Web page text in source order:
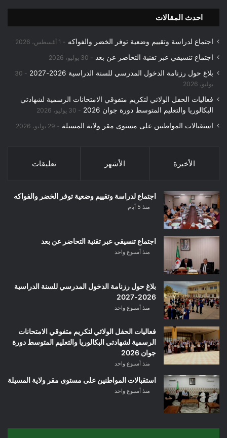
احدث المقالات
اجتماع لدراسة وتقييم وضعية توفر الخضر والفواكه 1 أغسطس، 2026
اجتماع تنسيقي عبر تقنية التحاضر عن بعد 30 يوليو، 2026
بلاغ حول رزنامة الدخول المدرسي للسنة الدراسية 2026-2027
30
يوليو، 2026
فعاليات الحفل الولائي لتكريم متفوقي الامتحانات الرسمية لشهادتي
البكالوريا والتعليم المتوسط دورة جوان 2026
30 يوليو، 2026
استقبالات المواطنين على مستوى مقر ولاية المسيلة 29 يوليو، 2026
الأخيرة الأشهر تعليقات
اجتماع لدراسة وتقييم وضعية توفر الخضر والفواكه
منذ 5 أيام
اجتماع تنسيقي عبر تقنية التحاضر عن بعد
منذ أسبوع واحد
بلاغ حول رزنامة الدخول المدرسي للسنة الدراسية
2026-2027
منذ أسبوع واحد
فعاليات الحفل الولائي لتكريم متفوقي الامتحانات
الرسمية لشهادتي البكالوريا والتعليم المتوسط دورة
جوان 2026
منذ أسبوع واحد
استقبالات المواطنين على مستوى مقر ولاية المسيلة
منذ أسبوع واحد